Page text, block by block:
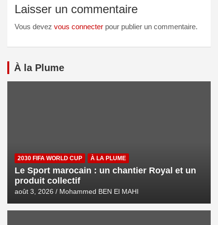
Laisser un commentaire
Vous devez vous connecter pour publier un commentaire.
À la Plume
2030 FIFA WORLD CUP À LA PLUME
Le Sport marocain : un chantier Royal et un
produit collectif
août 3, 2026 Mohammed BEN El MAHI